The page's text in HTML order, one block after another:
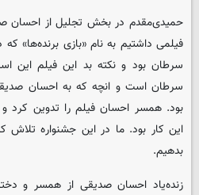
حمیدی‌مقدم در بخش تجلیل از احسان
فیلمی داشتیم به نام «بازی برنده‌ها»
سرطان بود و نکته بد این فیلم ‌این
سرطان است و انچه که به احسان
بود. همسر احسان فیلم را ‌تدوین کرد و
این کار بود. ما در این جشنواره تلاش
بدهیم.
زنده‌یاد احسان صدیقی از همسر و